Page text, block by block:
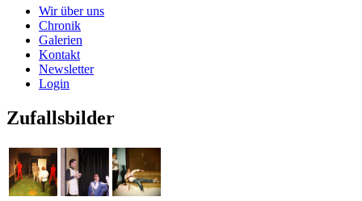
Wir über uns
Chronik
Galerien
Kontakt
Newsletter
Login
Zufallsbilder